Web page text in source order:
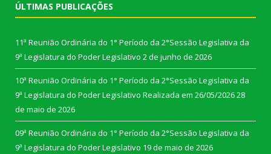
ÚLTIMAS PUBLICAÇÕES
11ª Reunião Ordinária do 1° Período da 2°Sessão Legislativa da
9ª Legislatura do Poder Legislativo 2 de junho de 2026
10ª Reunião Ordinária do 1° Período da 2°Sessão Legislativa da
9ª Legislatura do Poder Legislativo Realizada em 26/05/202628
de maio de 2026
09ª Reunião Ordinária do 1° Período da 2°Sessão Legislativa da
9ª Legislatura do Poder Legislativo 19 de maio de 2026